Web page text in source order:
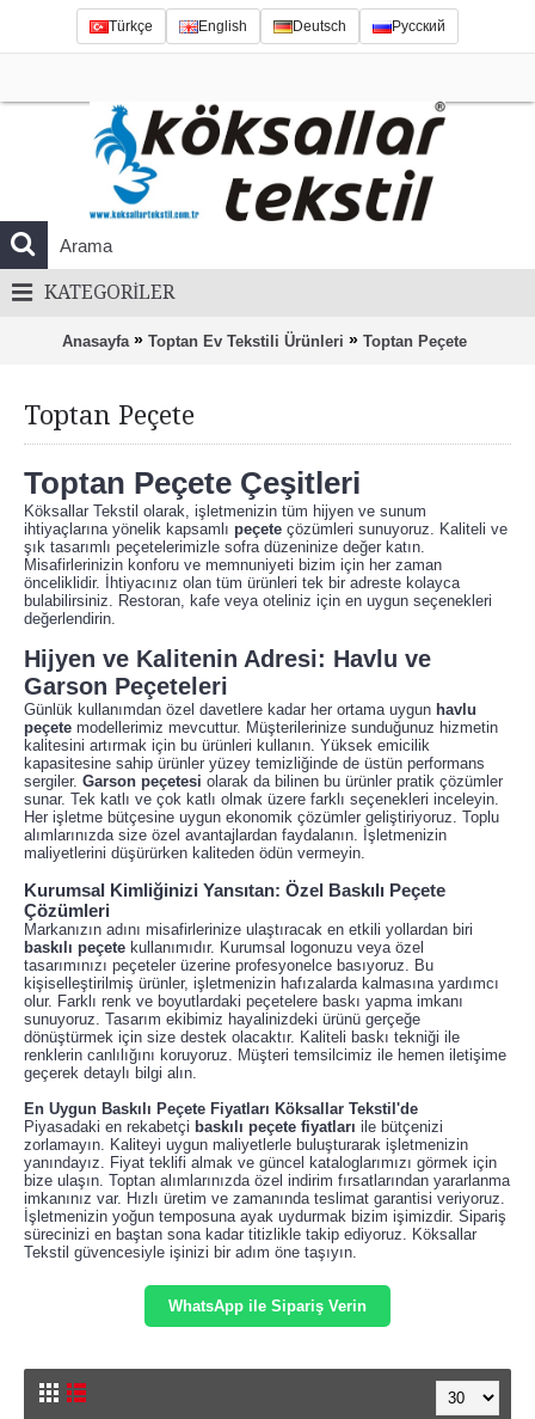
Türkçe English Deutsch Русский
KATEGORILER
Anasayfa » Toptan Ev Tekstili Ürünleri » Toptan Peçete
Toptan Peçete
Toptan Peçete Çeşitleri
Köksallar Tekstil olarak, işletmenizin tüm hijyen ve sunum
ihtiyaçlarına yönelik kapsamlı peçete çözümleri sunuyoruz. Kaliteli ve
şık tasarımlı peçetelerimizle sofra düzeninize değer katın.
Misafirlerinizin konforu ve memnuniyeti bizim için her zaman
önceliklidir. İhtiyacınız olan tüm ürünleri tek bir adreste kolayca
bulabilirsiniz. Restoran, kafe veya oteliniz için en uygun seçenekleri
değerlendirin.
Hijyen ve Kalitenin Adresi: Havlu ve
Garson Peçeteleri
Günlük kullanımdan özel davetlere kadar her ortama uygun havlu
peçete modellerimiz mevcuttur. Müşterilerinize sunduğunuz hizmetin
kalitesini artırmak için bu ürünleri kullanın. Yüksek emicilik
kapasitesine sahip ürünler yüzey temizliğinde de üstün performans
sergiler. Garson peçetesi olarak da bilinen bu ürünler pratik çözümler
sunar. Tek katlı ve çok katlı olmak üzere farklı seçenekleri inceleyin.
Her işletme bütçesine uygun ekonomik çözümler geliştiriyoruz. Toplu
alımlarınızda size özel avantajlardan faydalanın. İşletmenizin
maliyetlerini düşürürken kaliteden ödün vermeyin.
Kurumsal Kimliğinizi Yansıtan: Özel Baskılı Peçete
Çözümleri
Markanızın adını misafirlerinize ulaştıracak en etkili yollardan biri
baskılı peçete kullanımıdır. Kurumsal logonuzu veya özel
tasarımınızı peçeteler üzerine profesyonelce basıyoruz. Bu
kişiselleştirilmiş ürünler, işletmenizin hafızalarda kalmasına yardımcı
olur. Farklı renk ve boyutlardaki peçetelere baskı yapma imkanı
sunuyoruz. Tasarım ekibimiz hayalinizdeki ürünü gerçeğe
dönüştürmek için size destek olacaktır. Kaliteli baskı tekniği ile
renklerin canlılığını koruyoruz. Müşteri temsilcimiz ile hemen iletişime
geçerek detaylı bilgi alın.
En Uygun Baskılı Peçete Fiyatları Köksallar Tekstil'de
Piyasadaki en rekabetçi baskılı peçete fiyatları ile bütçenizi
zorlamayın. Kaliteyi uygun maliyetlerle buluşturarak işletmenizin
yanındayız. Fiyat teklifi almak ve güncel kataloglarımızı görmek için
bize ulaşın. Toptan alımlarınızda özel indirim fırsatlarından yararlanma
imkanınız var. Hızlı üretim ve zamanında teslimat garantisi veriyoruz.
İşletmenizin yoğun temposuna ayak uydurmak bizim işimizdir. Sipariş
sürecinizi en baştan sona kadar titizlikle takip ediyoruz. Köksallar
Tekstil güvencesiyle işinizi bir adım öne taşıyın.
WhatsApp ile Sipariş Verin